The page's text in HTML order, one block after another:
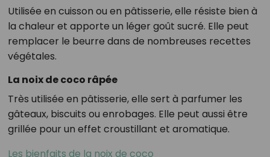
Utilisée en cuisson ou en pâtisserie, elle résiste bien à
la chaleur et apporte un léger goût sucré. Elle peut
remplacer le beurre dans de nombreuses recettes
végétales.
La noix de coco râpée
Très utilisée en pâtisserie, elle sert à parfumer les
gâteaux, biscuits ou enrobages. Elle peut aussi être
grillée pour un effet croustillant et aromatique.
Les bienfaits de la noix de coco